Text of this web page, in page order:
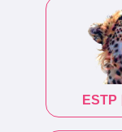
ESTP